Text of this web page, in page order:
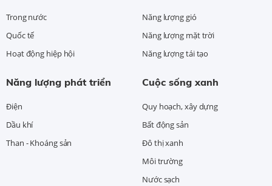
Trong nước
Quốc tế
Hoạt động hiệp hội
Năng lượng gió
Năng lượng mặt trời
Năng lượng tái tạo
Năng lượng phát triển
Điện
Dầu khí
Than - Khoáng sản
Cuộc sống xanh
Quy hoạch, xây dựng
Bất động sản
Đô thị xanh
Môi trường
Nước sạch